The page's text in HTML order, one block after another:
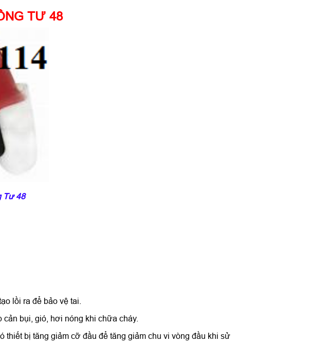
TƯ 48
Tư 48
lồi ra để bảo vệ tai.
bụi, gió, hơi nóng khi chữa cháy.
bị tăng giảm cỡ đầu để tăng giảm chu vi vòng đầu khi sử